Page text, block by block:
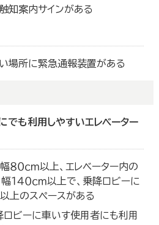
知案内サインがある
場所に緊急通報装置がある
でも利用しやすいエレベーター
８０ｃｍ以上、エレベーター内の
１４０ｃｍ以上で、乗降ロビーに
以上のスペースがある
ロビーに車いす使用者にも利用